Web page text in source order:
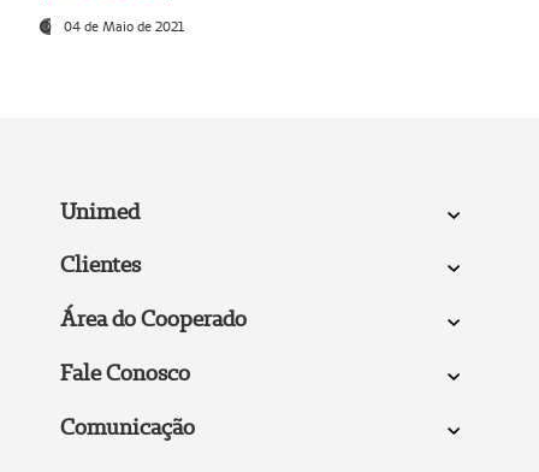
04 de Maio de 2021
Unimed
Clientes
Área do Cooperado
Fale Conosco
Comunicação